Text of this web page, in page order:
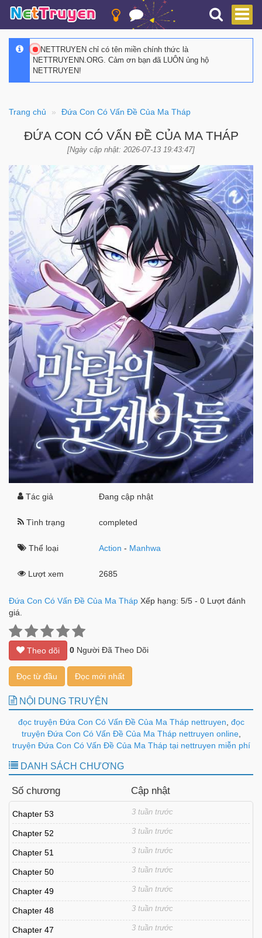
NETTRUYEN chỉ có tên miền chính thức là
NETTRUYENN.ORG. Cảm ơn bạn đã LUÔN ủng hộ
NETTRUYEN!
Trang chủ Đứa Con Có Vấn Đề Của Ma Tháp
ĐỨA CON CÓ VẤN ĐỀ CỦA MA THÁP
[Ngày cập nhật: 2026-07-13 19:43:47]
Tác giả Đang cập nhật
Tình trạng completed
Thể loại Action - Manhwa
Lượt xem 2685
Đứa Con Có Vấn Đề Của Ma Tháp Xếp hạng: 5/5 - 0 Lượt đánh
giá.
Theo dõi 0 Người Đã Theo Dõi
Đọc từ đầu Đọc mới nhất
NỘI DUNG TRUYỆN
đọc truyện Đứa Con Có Vấn Đề Của Ma Tháp nettruyen đọc
truyện Đứa Con Có Vấn Đề Của Ma Tháp nettruyen online,
truyện Đứa Con Có Vấn Đề Của Ma Tháp tại nettruyen miễn phí
DANH SÁCH CHƯƠNG
Số chương Cập nhật
Chapter 53 3 tuần trước
Chapter 52 3 tuần trước
Chapter 51 3 tuần trước
Chapter 50 3 tuần trước
Chapter 49 3 tuần trước
Chapter 48 3 tuần trước
Chapter 47 3 tuần trước